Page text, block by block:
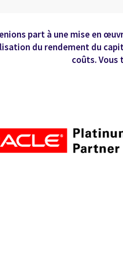
part à une mise en
du rendement du
coûts. Vous